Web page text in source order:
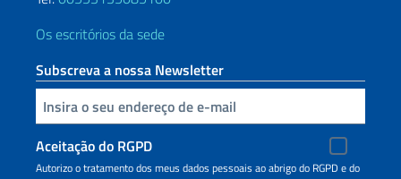
Os escritórios da sede
Subscreva a nossa Newsletter
Inserisci la tua email
Aceitação do RGPD
Autorizo o tratamento dos meus dados pessoais ao abrigo do RGPD e do